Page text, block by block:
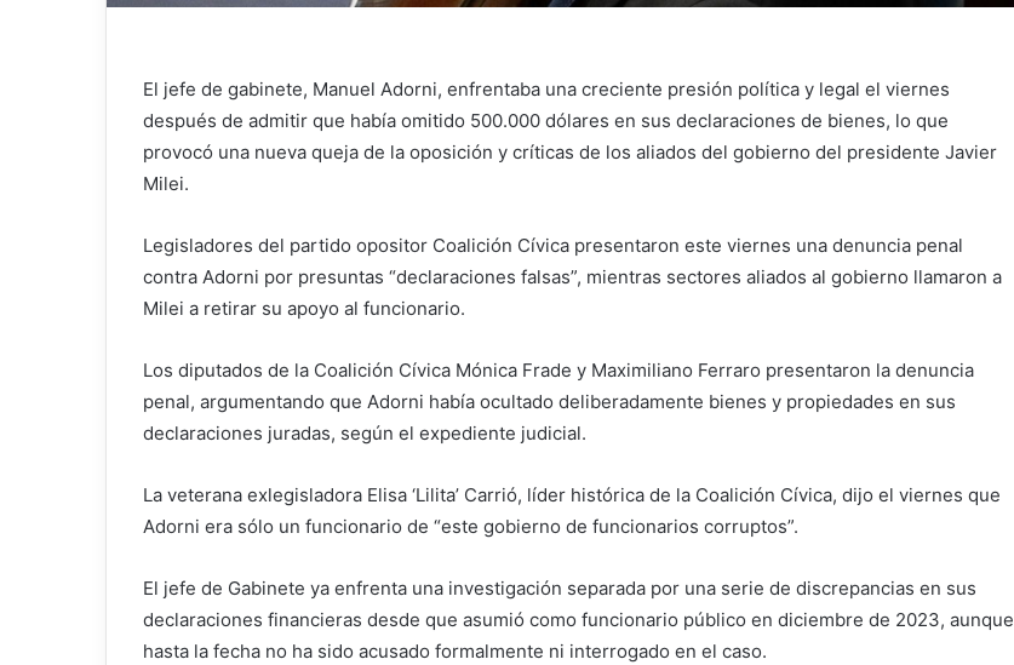
El jefe de gabinete, Manuel Adorni, enfrentaba una creciente presión política y legal el viernes
después de admitir que había omitido 500.000 dólares en sus declaraciones de bienes, lo que
provocó una nueva queja de la oposición y críticas de los aliados del gobierno del presidente Javier
Milei.
Legisladores del partido opositor Coalición Cívica presentaron este viernes una denuncia penal
contra Adorni por presuntas “declaraciones falsas”, mientras sectores aliados al gobierno llamaron a
Milei a retirar su apoyo al funcionario.
Los diputados de la Coalición Cívica Mónica Frade y Maximiliano Ferraro presentaron la denuncia
penal, argumentando que Adorni había ocultado deliberadamente bienes y propiedades en sus
declaraciones juradas, según el expediente judicial.
La veterana exlegisladora Elisa ‘Lilita’ Carrió, líder histórica de la Coalición Cívica, dijo el viernes que
Adorni era sólo un funcionario de “este gobierno de funcionarios corruptos”.
El jefe de Gabinete ya enfrenta una investigación separada por una serie de discrepancias en sus
declaraciones financieras desde que asumió como funcionario público en diciembre de 2023, aunque
hasta la fecha no ha sido acusado formalmente ni interrogado en el caso.